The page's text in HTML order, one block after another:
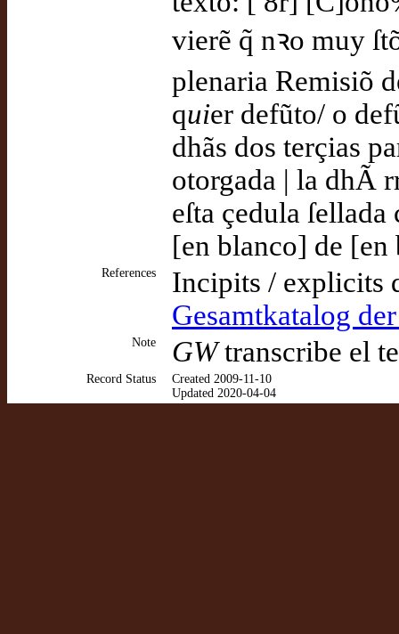
vierẽ q̃ nꝛo muy
plenaria Remisiõ
quier defũto/ o
dhãs dos terçias
otorgada | la dhÃ
eſta çedula
[en blanco] de [en
References
Incipits / explicits
Gesamtkatalog
Note GWtranscribe el
Record Status
Created 2009-11-10
Updated 2020-04-04